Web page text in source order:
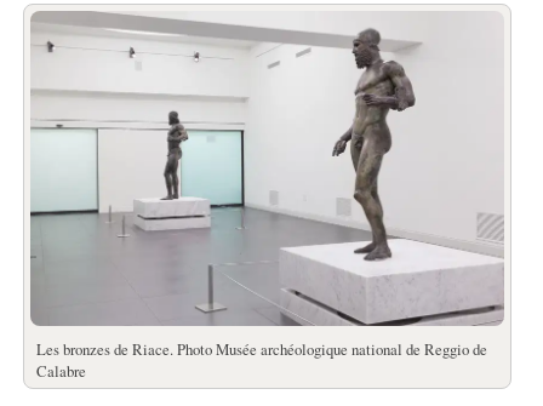
Les bronzes de Riace. Photo Musée archéologique national de Reggio de
Calabre